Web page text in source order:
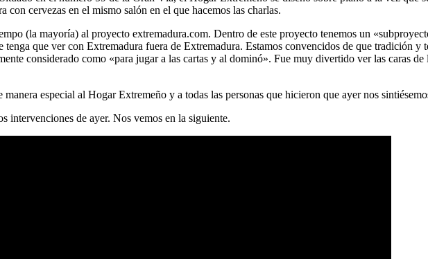
con cervezas en el mismo salón en el que hacemos las charlas.
(la mayoría) al proyecto extremadura.com. Dentro de este proyecto tenemos un
que ver con Extremadura fuera de Extremadura. Estamos convencidos de que tradición
considerado como «para jugar a las cartas y al dominó». Fue muy divertido ver las caras
especial al Hogar Extremeño y a todas las personas que hicieron que ayer nos
intervenciones de ayer. Nos vemos en la siguiente.